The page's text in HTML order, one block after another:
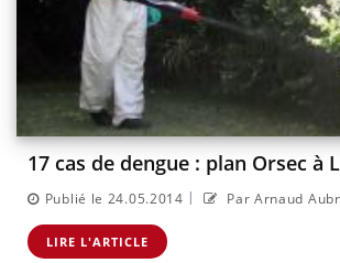
17 cas de dengue : plan Orsec à
Publié le 24.05.2014 | Par Arnaud
LIRE L'ARTICLE